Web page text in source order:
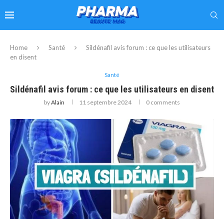
Home Santé
Sildénafil avis forum : ce que les utilisateurs
en disent
Santé
Sildénafil avis forum : ce que les utilisateurs en disent
byAlain 11 septembre 2024 0 comments